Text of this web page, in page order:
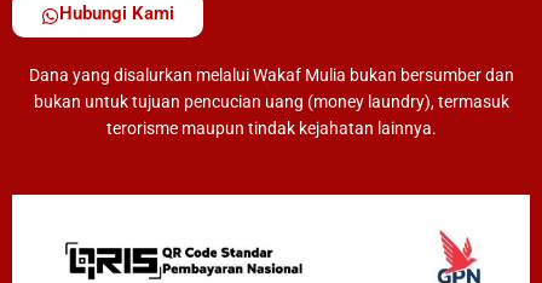
Hubungi Kami
Dana yang disalurkan melalui Wakaf Mulia bukan bersumber dan
bukan untuk tujuan pencucian uang (money laundry), termasuk
terorisme maupun tindak kejahatan lainnya.